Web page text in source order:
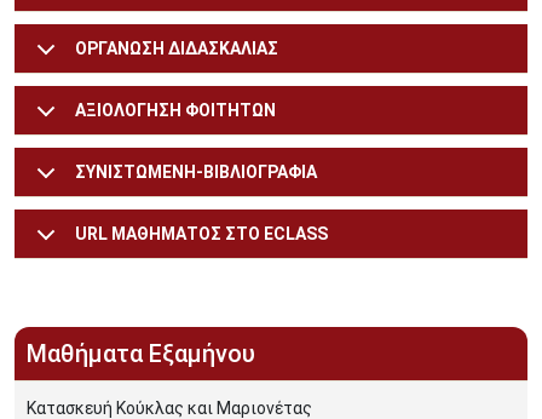
ΟΡΓΑΝΩΣΗ ΔΙΔΑΣΚΑΛΙΑΣ
ΑΞΙΟΛΟΓΗΣΗ ΦΟΙΤΗΤΩΝ
ΣΥΝΙΣΤΩΜΕΝΗ-ΒΙΒΛΙΟΓΡΑΦΙΑ
URL ΜΑΘΗΜΑΤΟΣ ΣΤΟ ECLASS
Μαθήματα Εξαμήνου
Κατασκευή Κούκλας και Μαριονέτας